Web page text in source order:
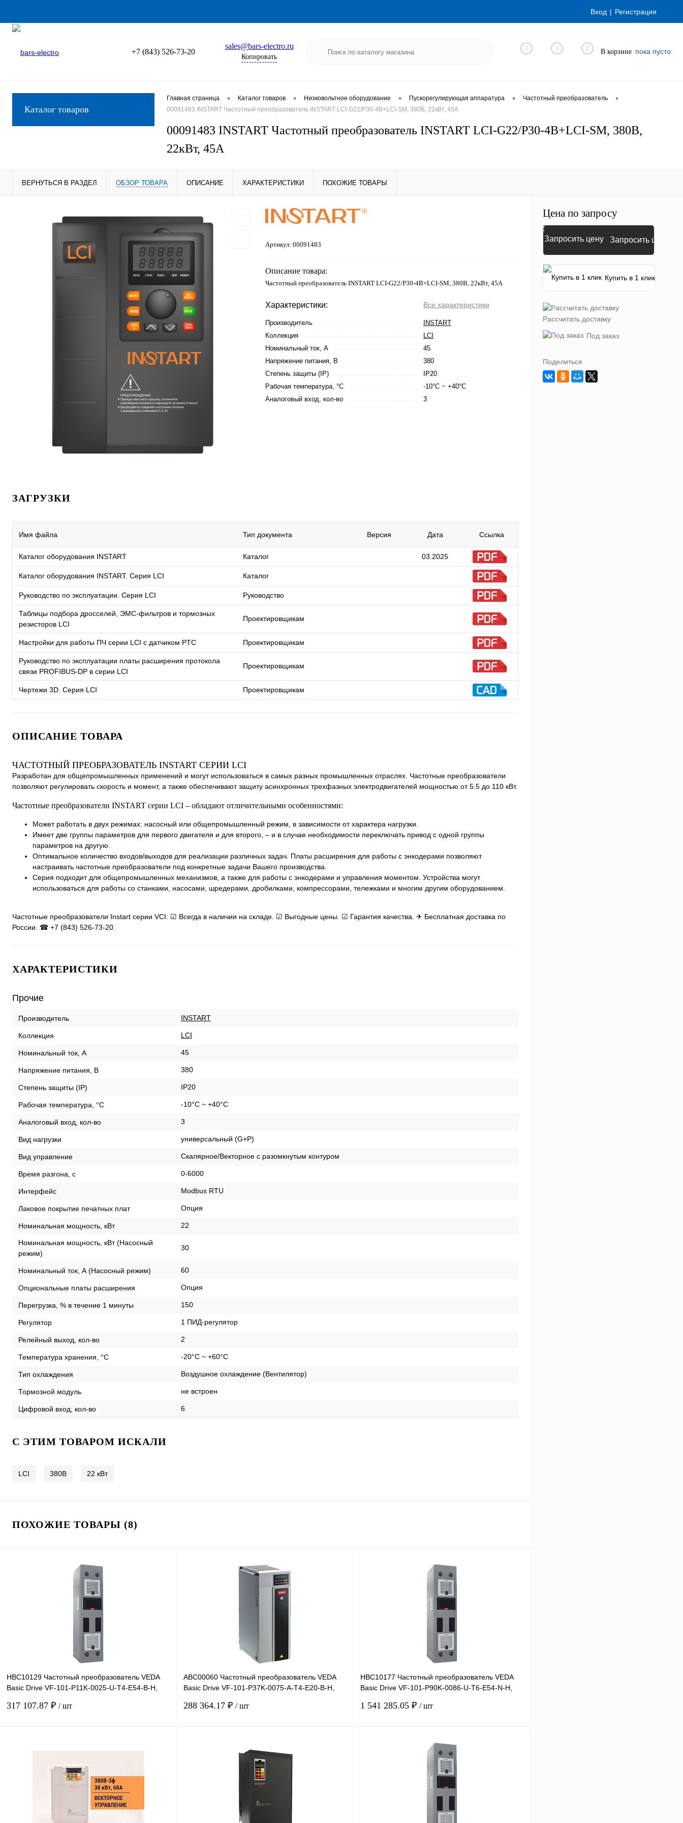
Вход Регистрация
+7 (843) 526-73-20
sales@bars-electro.ru
Копировать
0 0 0 В корзине пока пусто
Каталог товаров
Главная страница • Каталог товаров • Низковольтное оборудование • Пускорегулирующая аппаратура • Частотный преобразователь •
00091483 INSTART Частотный преобразователь INSTART LCI-G22/P30-4B+LCI-SM, 380В, 22кВт, 45А
00091483 INSTART Частотный преобразователь INSTART LCI-G22/P30-4B+LCI-SM, 380В,
22кВт, 45А
ВЕРНУТЬСЯ В РАЗДЕЛ ОБЗОР ТОВАРА ОПИСАНИЕ ХАРАКТЕРИСТИКИ ПОХОЖИЕ ТОВАРЫ
Артикул: 00091483
Описание товара:
Частотный преобразователь INSTART LCI-G22/P30-4B+LCI-SM, 380В, 22кВт, 45А
Характеристики: Все характеристики
Производитель
INSTART
Коллекция
LCI
Номинальный ток, А
45
Напряжение питания, В
380
Степень защиты (IP)
IP20
Рабочая температура, °С
-10°C ~ +40°C
Аналоговый вход, кол-во
3
ЗАГРУЗКИ
Имя файла Тип документа Версия Дата Ссылка
Каталог оборудования INSTART Каталог 03.2025
Каталог оборудования INSTART. Серия LCI Каталог
Руководство по эксплуатации. Серия LCI Руководство
Таблицы подбора дросселей, ЭМС-фильтров и тормозных
резисторов LCI
Проектировщикам
Настройки для работы ПЧ серии LCI с датчиком PTC Проектировщикам
Руководство по эксплуатации платы расширения протокола
связи PROFIBUS-DP в серии LCI
Проектировщикам
Чертежи 3D. Серия LCI Проектировщикам
ОПИСАНИЕ ТОВАРА
ЧАСТОТНЫЙ ПРЕОБРАЗОВАТЕЛЬ INSTART СЕРИИ LCI
Разработан для общепромышленных применений и могут использоваться в самых разных промышленных отраслях. Частотные преобразователи
позволяют регулировать скорость и момент, а также обеспечивают защиту асинхронных трехфазных электродвигателей мощностью от 5.5 до 110 кВт.
Частотные преобразователи INSTART серии LCI – обладают отличительными особенностями:
Может работать в двух режимах: насосный или общепромышленный режим, в зависимости от характера нагрузки.
Имеет две группы параметров для первого двигателя и для второго, – и в случае необходимости переключать привод с одной группы
параметров на другую.
Оптимальное количество входов/выходов для реализации различных задач. Платы расширения для работы с энкодерами позволяют
настраивать частотные преобразователи под конкретные задачи Вашего производства.
Cерия подходит для общепромышленных механизмов, а также для работы с энкодерами и управления моментом. Устройства могут
использоваться для работы со станками, насосами, шредерами, дробилками, компрессорами, тележками и многим другим оборудованием.
Частотные преобразователи Instart серии VCI: ☑ Всегда в наличии на складе. ☑ Выгодные цены. ☑ Гарантия качества. ✈ Бесплатная доставка по
России. ☎ +7 (843) 526-73-20.
ХАРАКТЕРИСТИКИ
Прочие
Производитель INSTART
Коллекция LCI
Номинальный ток, А 45
Напряжение питания, В 380
Степень защиты (IP) IP20
Рабочая температура, °С -10°C ~ +40°C
Аналоговый вход, кол-во 3
Вид нагрузки универсальный (G+P)
Вид управление Скалярное/Векторное с разомкнутым контуром
Время разгона, с 0-6000
Интерфейс Modbus RTU
Лаковое покрытие печатных плат Опция
Номинальная мощность, кВт 22
Номинальная мощность, кВт (Насосный
режим)
30
Номинальный ток, А (Насосный режим) 60
Опциональные платы расширения Опция
Перегрузка, % в течение 1 минуты 150
Регулятор 1 ПИД-регулятор
Релейный выход, кол-во 2
Температура хранения, °С -20°C ~ +60°C
Тип охлаждения Воздушное охлаждение (Вентилятор)
Тормозной модуль не встроен
Цифровой вход, кол-во 6
C ЭТИМ ТОВАРОМ ИСКАЛИ
LCI 380В 22 кВт
ПОХОЖИЕ ТОВАРЫ (8)
HBC10129 Частотный преобразователь VEDA
Basic Drive VF-101-P11K-0025-U-T4-E54-B-H,
317 107.87 ₽ / шт
Сравнение
Под заказ
ABC00060 Частотный преобразователь VEDA
Basic Drive VF-101-P37K-0075-A-T4-E20-B-H,
288 364.17 ₽ / шт
HBC10177 Частотный преобразователь VEDA
Basic Drive VF-101-P90K-0086-U-T6-E54-N-H,
1 541 285.05 ₽ / шт
В корзину
Сравнение
Цена по запросу
Запросить цену
Купить в 1 клик
Рассчитать доставку
Под заказ
Поделиться